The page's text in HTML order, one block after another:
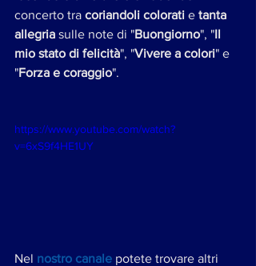
concerto tra coriandoli colorati e tanta
allegria sulle note di "Buongiorno", "Il
mio stato di felicità", "Vivere a colori" e
"Forza e coraggio".
https://www.youtube.com/watch?
v=6xS9f4HE1UY
Nel nostro canale potete trovare altri